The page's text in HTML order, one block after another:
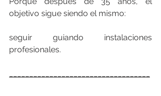
objetivo sigue siendo el mismo:
seguir guiando instalaciones
profesionales.